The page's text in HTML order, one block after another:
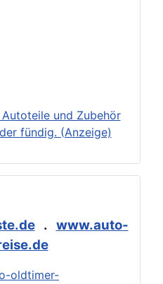
und Zubehör
fündig. (Anzeige)
. www.auto-
oldtimer-